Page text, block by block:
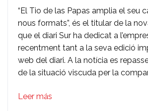
“El Tio de las Papas amplia el seu
nous formats”, és el titular de la
que el diari Sur ha dedicat a
recentment tant a la seva edició
web del diari. A la notícia es
de la situació viscuda per la
Leer más